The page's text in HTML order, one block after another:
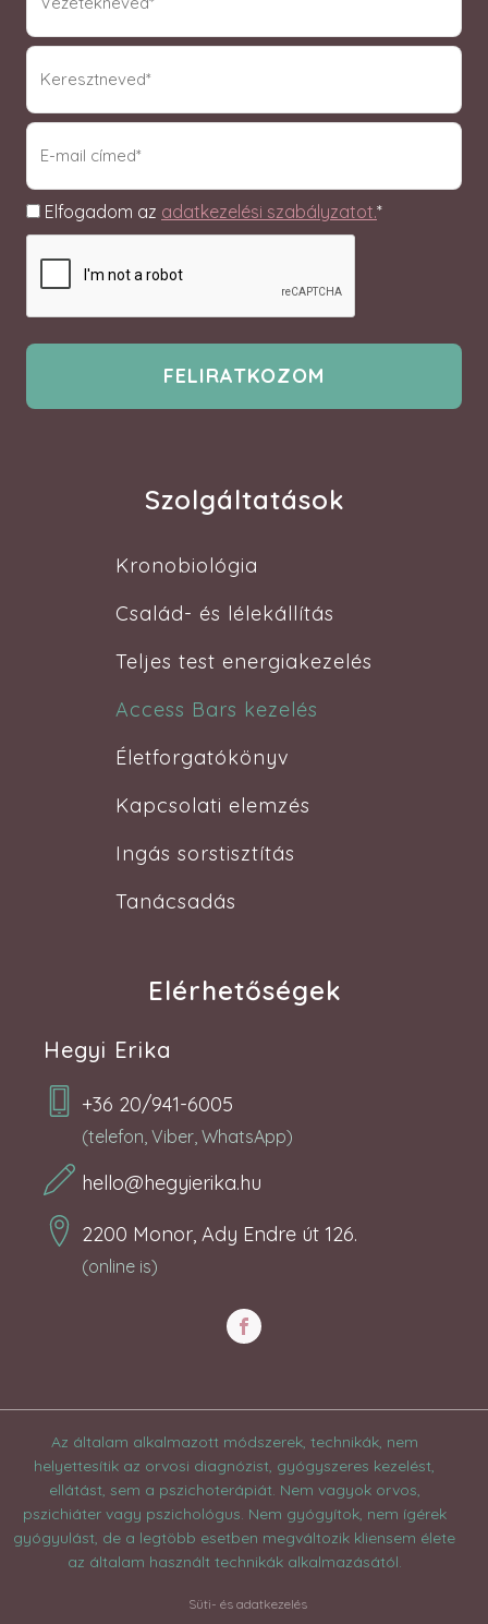
(Required)
knev
(Required)
email
(Required)
Adatkezelés
Elfogadom az adatkezelési szabályzatot.*
Szolgáltatások
Kronobiológia
Család- és lélekállítás
Teljes test energiakezelés
Access Bars kezelés
Életforgatókönyv
Kapcsolati elemzés
Ingás sorstisztítás
Tanácsadás
Elérhetőségek
Hegyi Erika
+36 20/941-6005
(telefon, Viber, WhatsApp)
hello@hegyierika.hu
2200 Monor, Ady Endre út 126.
(online is)
Az általam alkalmazott módszerek, technikák, nem
helyettesítik az orvosi diagnózist, gyógyszeres kezelést,
ellátást, sem a pszichoterápiát. Nem vagyok orvos,
pszichiáter vagy pszichológus. Nem gyógyítok, nem ígérek
gyógyulást, de a legtöbb esetben megváltozik kliensem élete
az általam használt technikák alkalmazásától.
Süti- és adatkezelés